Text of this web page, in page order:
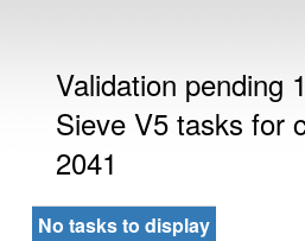
Validation pending
Sieve V5 tasks for
2041
No tasks to display